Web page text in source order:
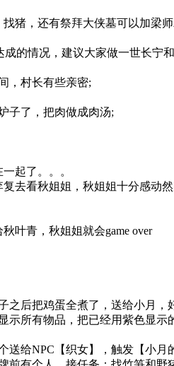
，还有祭拜大侠墓可以加梁
情况，建议大家做一世长宁和
村长有些亲密;
了，把肉做成肉汤;
起了。。。
看秋姐姐，秋姐姐十分感动然
青，秋姐姐就会game over
后把鸡蛋全煮了，送给小月，
所有物品，把已经用紫色显示
给NPC【织女】，触发【小月